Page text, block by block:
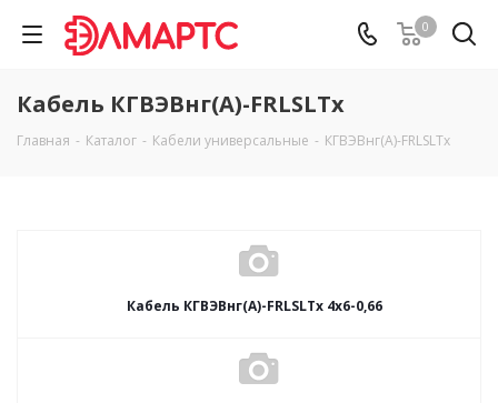
0
Кабель КГВЭВнг(А)-FRLSLTx
Главная - Каталог - Кабели универсальные - КГВЭВнг(А)-FRLSLTx
Кабель КГВЭВнг(А)-FRLSLTx 4х6-0,66